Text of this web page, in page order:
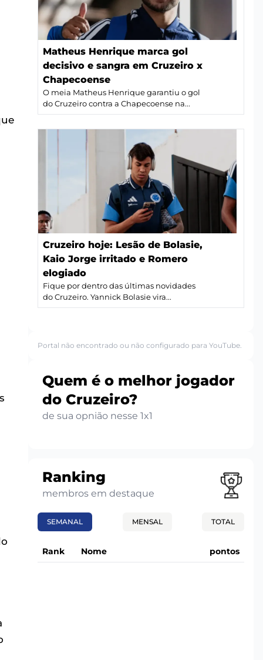
Matheus Henrique marca gol
decisivo e sangra em Cruzeiro x
Chapecoense
O meia Matheus Henrique garantiu o gol
do Cruzeiro contra a Chapecoense na...
Cruzeiro hoje: Lesão de Bolasie,
Kaio Jorge irritado e Romero
elogiado
Fique por dentro das últimas novidades
do Cruzeiro. Yannick Bolasie vira...
Portal não encontrado ou não configurado para YouTube.
Quem é o melhor jogador
do Cruzeiro?
de sua opnião nesse 1x1
Ranking
membros em destaque
SEMANAL MENSAL TOTAL
Rank Nome pontos